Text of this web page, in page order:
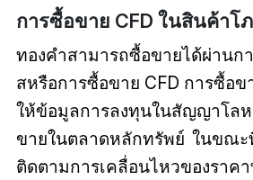
การซื้อขาย CFD ในสินค้า
ทองคำสามารถซื้อขายได้ผ่านก
สหรือการซื้อขาย CFD การซื้อข
ให้ข้อมูลการลงทุนในสัญญาโล
ขายในตลาดหลักทรัพย์ ในขณะ
ติดตามการเคลื่อนไหวของราค